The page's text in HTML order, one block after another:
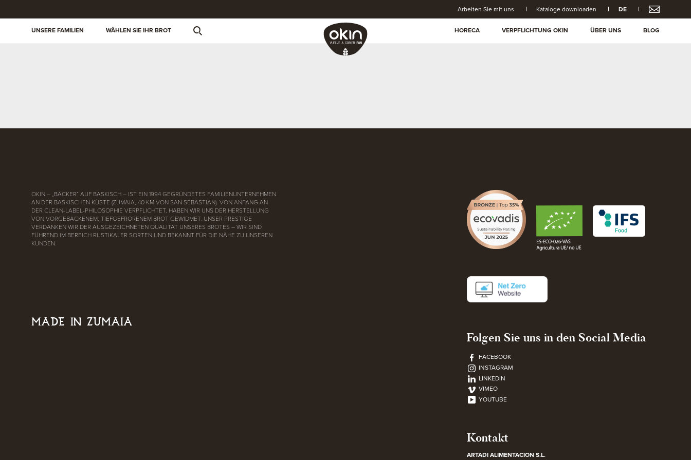
Arbeiten Sie mit uns Kataloge downloaden DE
UNSERE FAMILIEN WÄHLEN SIE IHR BROT HORECA VERPFLICHTUNG OKIN ÜBER UNS BLOG
OKIN – „BÄCKER“ AUF BASKISCH – IST EIN 1994 GEGRÜNDETES FAMILIENUNTERNEHMEN
AN DER BASKISCHEN KÜSTE (ZUMAIA, 40 KM VON SAN SEBASTIAN). VON ANFANG AN
DER CLEAN-LABEL-PHILOSOPHIE VERPFLICHTET, HABEN WIR UNS DER HERSTELLUNG
VON VORGEBACKENEM, TIEFGEFRORENEM BROT GEWIDMET. UNSER PRESTIGE
VERDANKEN WIR DER AUSGEZEICHNETEN QUALITÄT UNSERES BROTES – WIR SIND
FÜHREND IM BEREICH RUSTIKALER SORTEN UND BEKANNT FÜR DIE NÄHE ZU UNSEREN
KUNDEN.
MADE IN ZUMAIA
Folgen Sie uns in den Social Media
FACEBOOK
INSTAGRAM
LINKEDIN
VIMEO
YOUTUBE
Kontakt
ARTADI ALIMENTACION S.L.